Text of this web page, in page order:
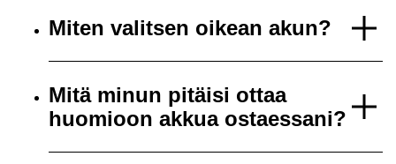
Miten valitsen oikean akun?
Mitä minun pitäisi ottaa
huomioon akkua ostaessani?